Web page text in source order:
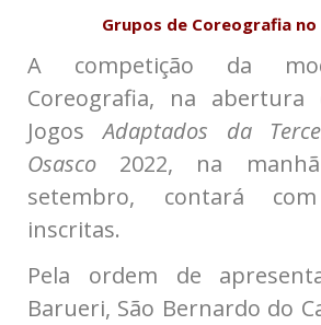
Grupos de Coreografia no
A competição da
Coreografia, na abertura
Jogos Adaptados da
Osasco 2022, na
setembro, contará
inscritas.
Pela ordem de
Barueri, São Bernardo do